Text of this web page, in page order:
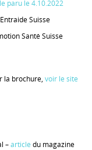
paru le 4.10.2022
Suisse
Santé Suisse
la brochure, voir le site
–article du magazine